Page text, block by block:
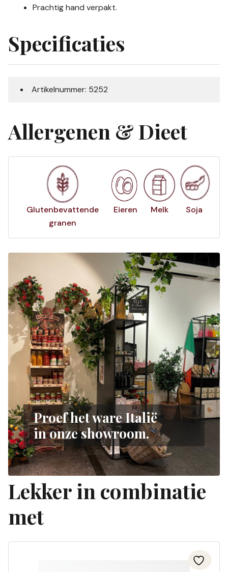
Prachtig hand verpakt.
Specificaties
Artikelnummer: 5252
Allergenen & Dieet
Glutenbevattende
granen
Eieren Melk Soja
Proef het ware Italië
in onze showroom.
Lekker in combinatie
met